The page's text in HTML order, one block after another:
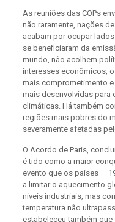
As reuniões das COPs
não raramente, nações
acabam por ocupar
se beneficiaram da
mundo, não acolhem
interesses econômicos,
mais comprometimento
mais desenvolvidas para
climáticas. Há também
regiões mais pobres do
severamente afetadas
O Acordo de Paris,
é tido como a maior
evento que os países —
a limitar o aquecimento
níveis industriais, mas
temperatura não
estabeleceu também